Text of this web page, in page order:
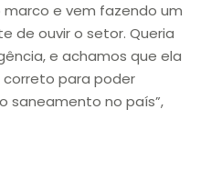
e vem fazendo um
de ouvir o setor. Queria
e achamos que ela
para poder
saneamento no país”,